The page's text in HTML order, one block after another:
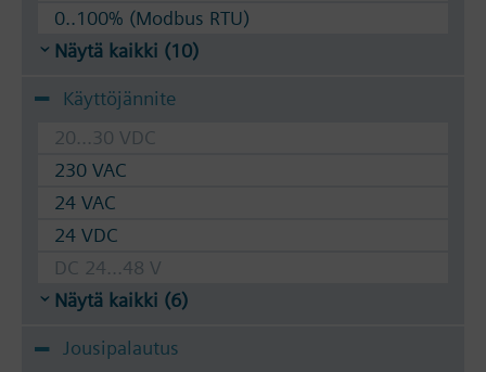
0..100% (Modbus RTU)
Näytä kaikki (10)
Käyttöjännite
20...30 VDC
230 VAC
24 VAC
24 VDC
DC 24...48 V
Näytä kaikki (6)
Jousipalautus